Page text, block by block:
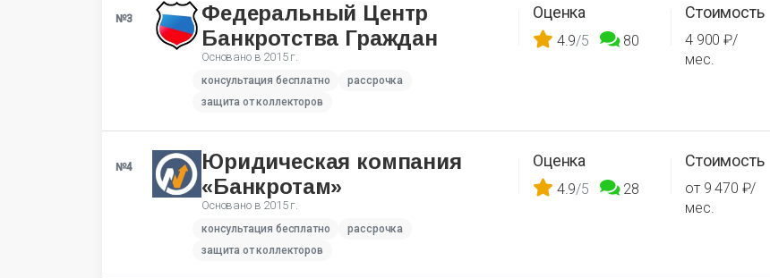
№3
Федеральный Центр
Банкротства Граждан
Основано в 2015 г.
консультация бесплатно
рассрочка
защита от коллекторов
Оценка
4.9/5 80
Стоимость
4 900 ₽/
мес.
№4
Юридическая компания
«Банкротам»
Основано в 2015 г.
консультация бесплатно
рассрочка
защита от коллекторов
Оценка
4.9/5 28
Стоимость
от 9 470 ₽/
мес.